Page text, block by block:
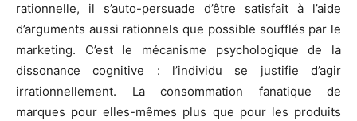
rationnelle, il s’auto-persuade d’être satisfait à l’aide
d’arguments aussi rationnels que possible soufflés par le
marketing. C’est le mécanisme psychologique de la
dissonance cognitive : l’individu se justifie d’agir
irrationnellement. La consommation fanatique de
marques pour elles-mêmes plus que pour les produits